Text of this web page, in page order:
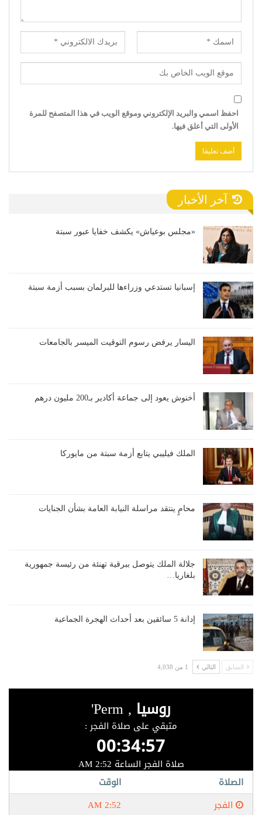
احفظ اسمي والبريد الإلكتروني وموقع الويب في هذا المتصفح للمرة
الأولى التي أعلق فيها.
آخر الأخبار
«مجلس بوعياش» يكشف خفايا عبور سبتة
إسبانيا تستدعي وزراءها للبرلمان بسبب أزمة سبتة
اليسار يرفض رسوم التوقيت الميسر بالجامعات
أخنوش يعود إلى جماعة أكادير بـ200 مليون درهم
الملك فيليبي يتابع أزمة سبتة من مايوركا
محامٍ ينتقد مراسلة النيابة العامة بشأن الجنايات
جلالة الملك يتوصل ببرقية تهنئة من رئيسة جمهورية
بلغاريا…
إدانة 5 سائقين بعد أحداث الهجرة الجماعية
السابق التالي 1 من 4,038